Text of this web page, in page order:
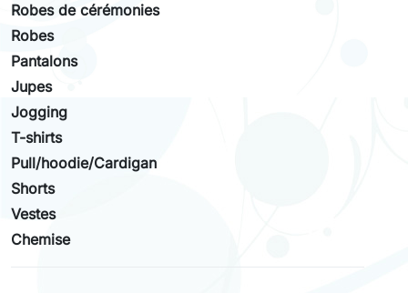
Robes de cérémonies
Robes
Pantalons
Jupes
Jogging
T-shirts
Pull/hoodie/Cardigan
Shorts
Vestes
Chemise